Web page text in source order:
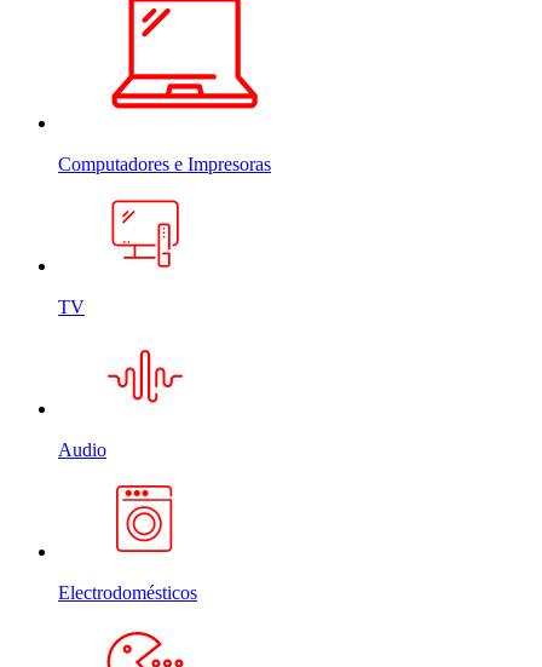
Computadores e Impresoras
TV
Audio
Electrodomésticos